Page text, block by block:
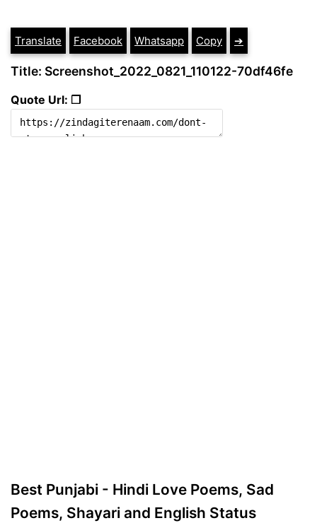
Translate Facebook Whatsapp Copy ➔
Title: Screenshot_2022_0821_110122-70df46fe
Quote Url: ❐
Best Punjabi - Hindi Love Poems, Sad
Poems, Shayari and English Status